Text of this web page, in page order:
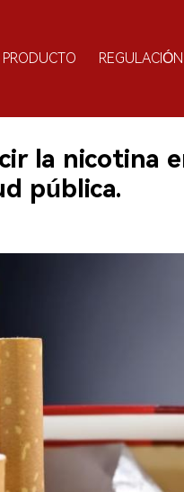
PRODUCTO REGULACIÓN
la nicotina
pública.